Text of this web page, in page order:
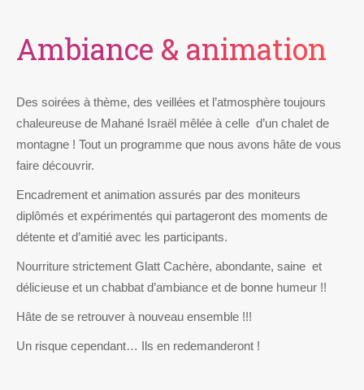
Ambiance & animation
Des soirées à thème, des veillées et l’atmosphère toujours
chaleureuse de Mahané Israël mêlée à celle d’un chalet de
montagne ! Tout un programme que nous avons hâte de vous
faire découvrir.
Encadrement et animation assurés par des moniteurs
diplômés et expérimentés qui partageront des moments de
détente et d’amitié avec les participants.
Nourriture strictement Glatt Cachère, abondante, saine et
délicieuse et un chabbat d’ambiance et de bonne humeur !!
Hâte de se retrouver à nouveau ensemble !!!
Un risque cependant… Ils en redemanderont !